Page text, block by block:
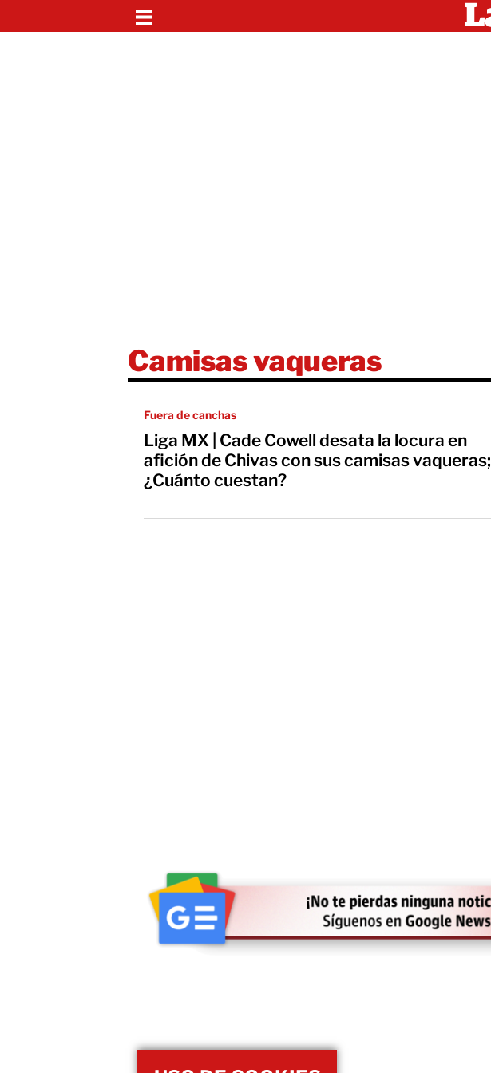
Camisas vaqueras
Fuera de canchas
Liga MX | Cade Cowell desata la locura en
afición de Chivas con sus camisas vaqueras;
¿Cuánto cuestan?